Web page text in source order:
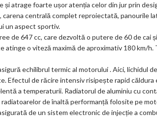
k
m
ar
atrage foarte ușor atenția celor din jur prin
centrală complet reproiectată, panourile
un aspect sportiv.
de 647 cc, care dezvoltă o putere de 60 de cai
o viteză maximă de aproximativ 180 km/h.
echilibrul termic al motorului . Aici, lichidul
Efectul de răcire intensiv risipește rapid căldura
a temperaturii. Radiatorul de aluminiu cu
de înaltă performanță folosite pe
de un sistem electronic de injecție a